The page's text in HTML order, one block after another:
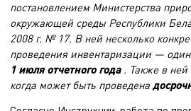
постановлением Министерства
окружающей среды Республики
2008 г. № 17. В ней несколько
проведения инвентаризации —
1 июля отчетного года. Также в ней
когда может быть проведена